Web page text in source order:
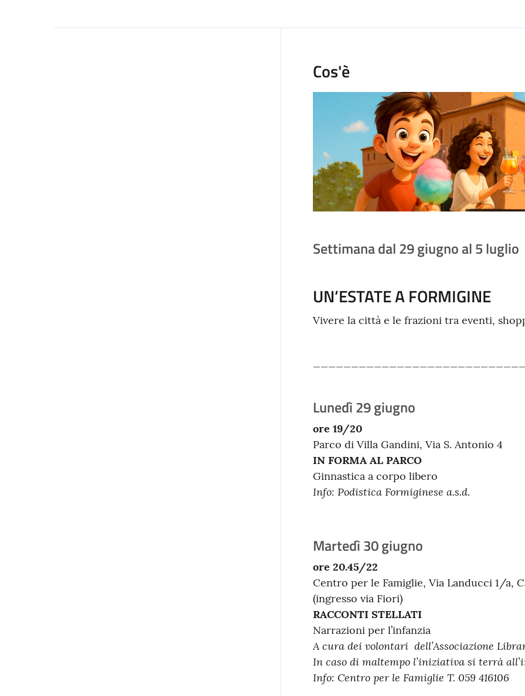
Cos'è
Settimana dal 29 giugno al 5 luglio
UN’ESTATE A FORMIGINE
Vivere la città e le frazioni tra eventi,
Lunedì 29 giugno
ore 19/20
Parco di Villa Gandini, Via S. Antonio 4
IN FORMA AL PARCO
Ginnastica a corpo libero
Info: Podistica Formiginese a.s.d.
Martedì 30 giugno
ore 20.45/22
Centro per le Famiglie, Via Landucci 1/a,
(ingresso via Fiori)
RACCONTI STELLATI
Narrazioni per l’infanzia
A cura dei volontari dell’Associazione
In caso di maltempo l’iniziativa si terrà
Info: Centro per le Famiglie T. 059 416106